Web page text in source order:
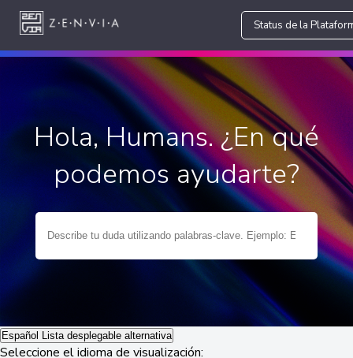
Status de la
Hola, Humans. ¿En qué
podemos ayudarte?
Español Lista desplegable alternativa
Seleccione el idioma de visualización: